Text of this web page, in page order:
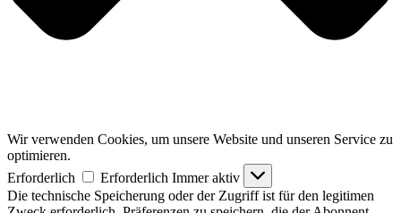
Wir verwenden Cookies, um unsere Website und unseren Service zu
optimieren.
Erforderlich
Erforderlich Immer aktiv
Die technische Speicherung oder der Zugriff ist für den legitimen